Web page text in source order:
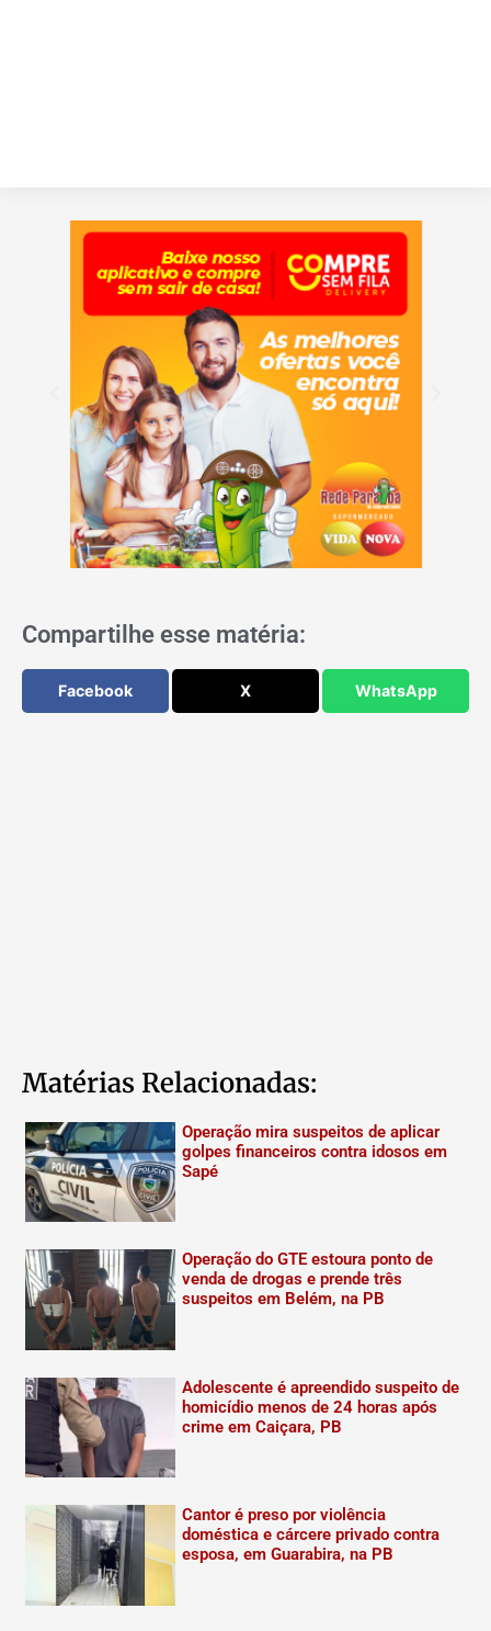
Compartilhe esse matéria:
Facebook X WhatsApp
Matérias Relacionadas:
Operação mira suspeitos de aplicar
golpes financeiros contra idosos em
Sapé
Operação do GTE estoura ponto de
venda de drogas e prende três
suspeitos em Belém, na PB
Adolescente é apreendido suspeito de
homicídio menos de 24 horas após
crime em Caiçara, PB
Cantor é preso por violência
doméstica e cárcere privado contra
esposa, em Guarabira, na PB